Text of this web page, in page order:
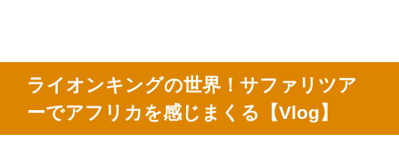
ライオンキングの世界！サファリツア
ーでアフリカを感じまくる【Vlog】